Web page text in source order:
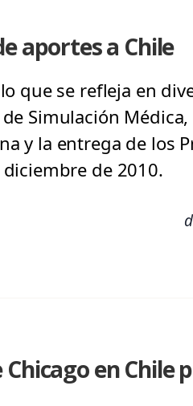
aportes a Chile
que se refleja en
Simulación Médica,
y la entrega de los
de 2010.
en Chile